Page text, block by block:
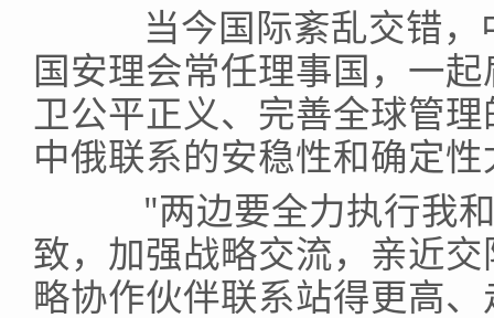
当今国际紊乱交错，
国安理会常任理事国，一
卫公平正义、完善全球管
中俄联系的安稳性和确定
"两边要全力执行我和
致，加强战略交流，亲近
略协作伙伴联系站得更高